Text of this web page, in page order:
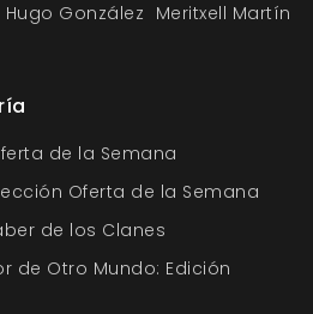
Hugo González Meritxell Martín
de la Semana
Oferta de la Semana
de los Clanes
de Otro Mundo: Edición